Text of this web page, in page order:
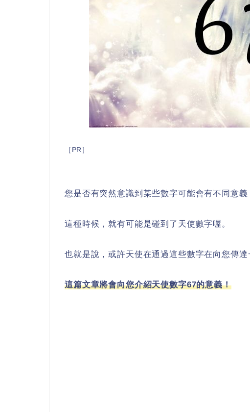
［PR］
您是否有突然意識到某些數字可能會有不同意
這種時候，就有可能是碰到了天使數字喔。
也就是說，或許天使在通過這些數字在向您傳達
這篇文章將會向您介紹天使數字67的意義！